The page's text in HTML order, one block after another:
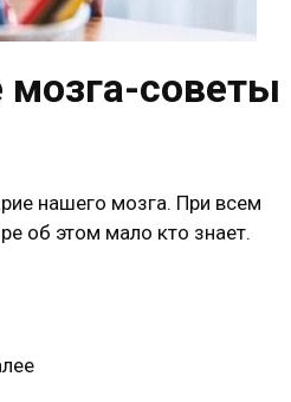
мозга-советы
нашего мозга. При всем
об этом мало кто знает.